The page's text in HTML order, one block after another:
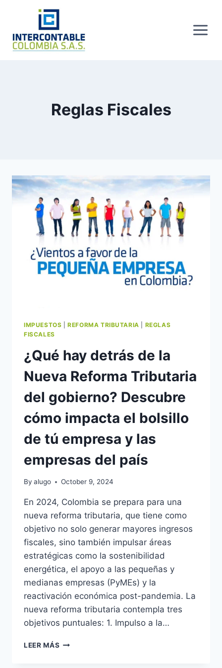
content
Reglas Fiscales
IMPUESTOS |REFORMA TRIBUTARIA
REGLAS
FISCALES
¿Qué hay detrás de la
Nueva Reforma Tributaria
del gobierno? Descubre
cómo impacta el bolsillo
de tú empresa y las
empresas del país
By alugo October 9, 2024
En 2024, Colombia se prepara para una
nueva reforma tributaria, que tiene como
objetivo no solo generar mayores ingresos
fiscales, sino también impulsar áreas
estratégicas como la sostenibilidad
energética, el apoyo a las pequeñas y
medianas empresas (PyMEs) y la
reactivación económica post-pandemia. La
nueva reforma tributaria contempla tres
objetivos puntuales: 1. Impulso a la…
LEER MÁS ¿QUÉ